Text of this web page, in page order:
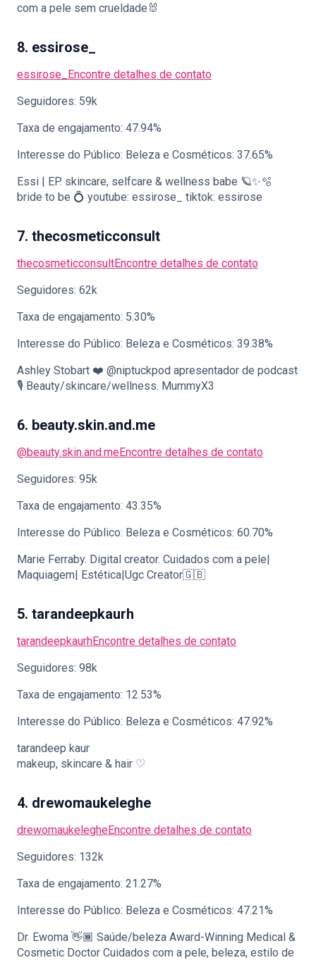
com a pele sem crueldade🐰
8. essirose_
essirose_ Encontre detalhes de contato
Seguidores: 59k
Taxa de engajamento: 47.94%
Interesse do Público: Beleza e Cosméticos: 37.65%
Essi | EP. skincare, selfcare & wellness babe 🪐✨🫧
bride to be 💍 youtube: essirose_ tiktok: essirose
7. thecosmeticconsult
thecosmeticconsultEncontre detalhes de contato
Seguidores: 62k
Taxa de engajamento: 5.30%
Interesse do Público: Beleza e Cosméticos: 39.38%
Ashley Stobart ❤️ @niptuckpod apresentador de podcast
🎙️ Beauty/skincare/wellness. MummyX3
6. beauty.skin.and.me
@beauty.skin.and.meEncontre detalhes de contato
Seguidores: 95k
Taxa de engajamento: 43.35%
Interesse do Público: Beleza e Cosméticos: 60.70%
Marie Ferraby. Digital creator. Cuidados com a pele|
Maquiagem| Estética|Ugc Creator🇬🇧
5. tarandeepkaurh
tarandeepkaurhEncontre detalhes de contato
Seguidores: 98k
Taxa de engajamento: 12.53%
Interesse do Público: Beleza e Cosméticos: 47.92%
tarandeep kaur
makeup, skincare & hair ♡
4. drewomaukeleghe
drewomaukelegheEncontre detalhes de contato
Seguidores: 132k
Taxa de engajamento: 21.27%
Interesse do Público: Beleza e Cosméticos: 47.21%
Dr. Ewoma 👋🏾 Saúde/beleza Award-Winning Medical &
Cosmetic Doctor Cuidados com a pele, beleza, estilo de